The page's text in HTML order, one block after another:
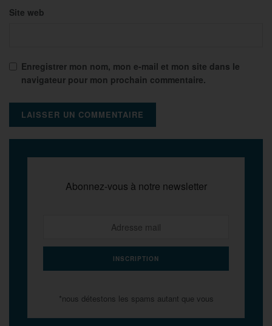
Site web
Enregistrer mon nom, mon e-mail et mon site dans le
navigateur pour mon prochain commentaire.
Abonnez-vous à notre newsletter
*nous détestons les spams autant que vous